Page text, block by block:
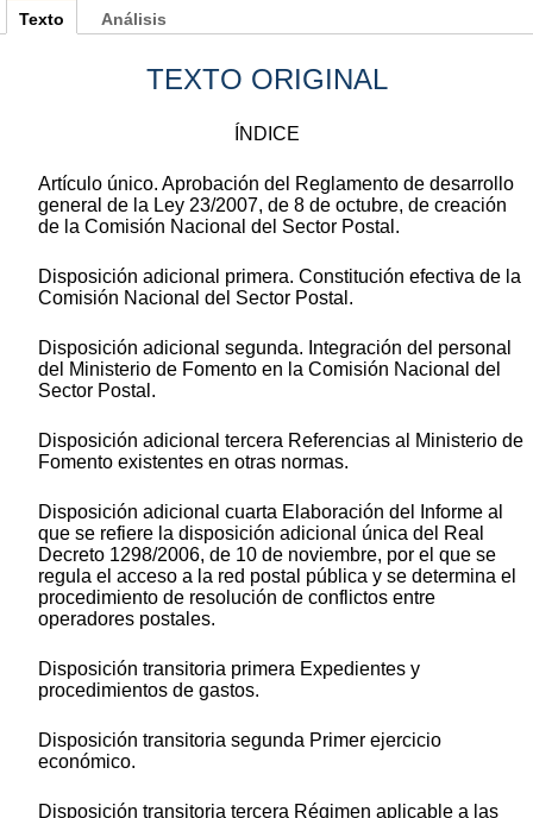
Texto
TEXTO ORIGINAL
ÍNDICE
Artículo único. Aprobación del Reglamento de desarrollo
general de la Ley 23/2007, de 8 de octubre, de creación
de la Comisión Nacional del Sector Postal.
Disposición adicional primera. Constitución efectiva de la
Comisión Nacional del Sector Postal.
Disposición adicional segunda. Integración del personal
del Ministerio de Fomento en la Comisión Nacional del
Sector Postal.
Disposición adicional tercera Referencias al Ministerio de
Fomento existentes en otras normas.
Disposición adicional cuarta Elaboración del Informe al
que se refiere la disposición adicional única del Real
Decreto 1298/2006, de 10 de noviembre, por el que se
regula el acceso a la red postal pública y se determina el
procedimiento de resolución de conflictos entre
operadores postales.
Disposición transitoria primera Expedientes y
procedimientos de gastos.
Disposición transitoria segunda Primer ejercicio
económico.
Disposición transitoria tercera Régimen aplicable a las
Análisis